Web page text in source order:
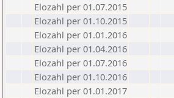
Elozahl per 01.07.2015
Elozahl per 01.10.2015
Elozahl per 01.01.2016
Elozahl per 01.04.2016
Elozahl per 01.07.2016
Elozahl per 01.10.2016
Elozahl per 01.01.2017